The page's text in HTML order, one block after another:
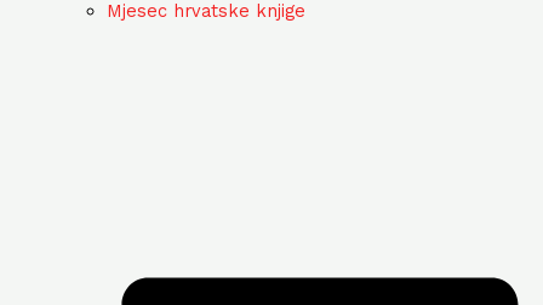
Mjesec hrvatske knjige